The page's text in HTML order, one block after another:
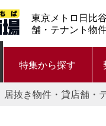
東京メトロ日比
舗・テナント物
特集から探す
居抜き物件・貸店舗・